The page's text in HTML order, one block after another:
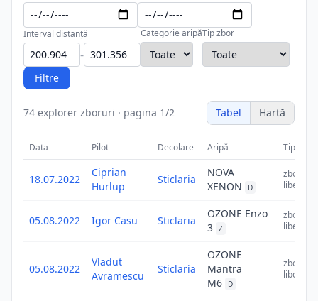
Interval distanță
-
Categorie aripăTip zbor
Filtre
74 explorer zboruri · pagina 1/2 Tabel Hartă
Data Pilot Decolare Aripă Tip
18.07.2022
Ciprian
Hurlup
Sticlaria
NOVA
XENON
D
zbor
liber
05.08.2022 Igor Casu Sticlaria
OZONE Enzo
3 Z
zbor
liber
05.08.2022
Vladut
Avramescu
Sticlaria
OZONE
Mantra
M6
D
zbor
liber